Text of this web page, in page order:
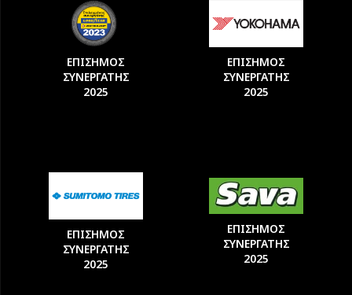
ΕΠΙΣΗΜΟΣ
ΣΥΝΕΡΓΑΤΗΣ
2025
ΕΠΙΣΗΜΟΣ
ΣΥΝΕΡΓΑΤΗΣ
2025
ΕΠΙΣΗΜΟΣ
ΣΥΝΕΡΓΑΤΗΣ
2025
ΕΠΙΣΗΜΟΣ
ΣΥΝΕΡΓΑΤΗΣ
2025